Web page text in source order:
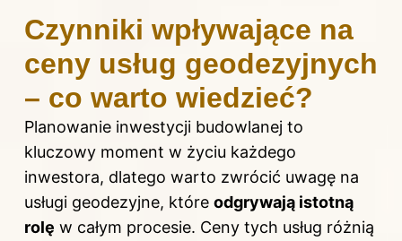
Czynniki wpływające na
ceny usług geodezyjnych
– co warto wiedzieć?
Planowanie inwestycji budowlanej to
kluczowy moment w życiu każdego
inwestora, dlatego warto zwrócić uwagę na
usługi geodezyjne, które odgrywają istotną
rolę w całym procesie. Ceny tych usług różnią